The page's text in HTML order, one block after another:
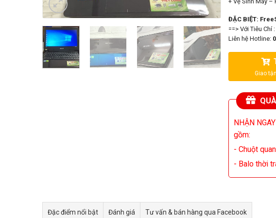
ĐẶC BIỆT:
==> Với Tiêu Chí :
Liên hệ Hotline:
NHẬN
gồm:
- Chuột
- Balo thời
Đặc điểm nổi bật Đánh giá Tư vấn & bán hàng qua Facebook